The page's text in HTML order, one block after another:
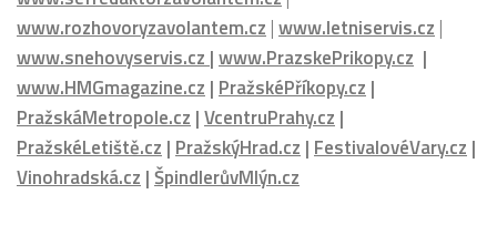
www.rozhovoryzavolantem.cz |www.letniservis.cz |
www.snehovyservis.cz |www.PrazskePrikopy.cz |
www.HMGmagazine.cz | PražskéPříkopy.cz |
PražskáMetropole.cz |VcentruPrahy.cz |
PražskéLetiště.cz | PražskýHrad.cz | FestivalovéVary.cz |
Vinohradská.cz |ŠpindlerůvMlýn.cz